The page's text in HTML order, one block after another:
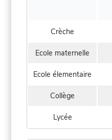
Crèche
Ecole maternelle
Ecole élementaire
Collège
Lycée